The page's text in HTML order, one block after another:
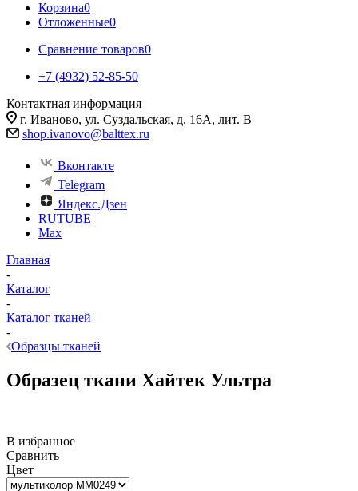
Корзина0
Отложенные0
Сравнение товаров0
+7 (4932) 52-85-50
Контактная информация
г. Иваново, ул. Суздальская, д. 16А, лит. В
shop.ivanovo@balttex.ru
Вконтакте
Telegram
Яндекс.Дзен
RUTUBE
Max
Главная
-
Каталог
-
Каталог тканей
-
Образцы тканей
Образец ткани Хайтек Ультра
В избранное
Сравнить
Цвет